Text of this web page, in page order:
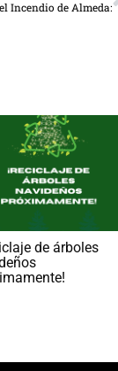
Incendio de Almeda:
de árboles